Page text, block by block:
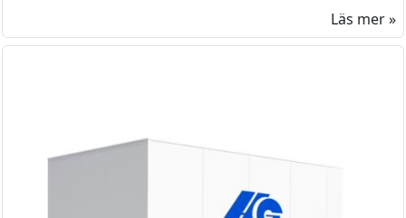
Läs mer »